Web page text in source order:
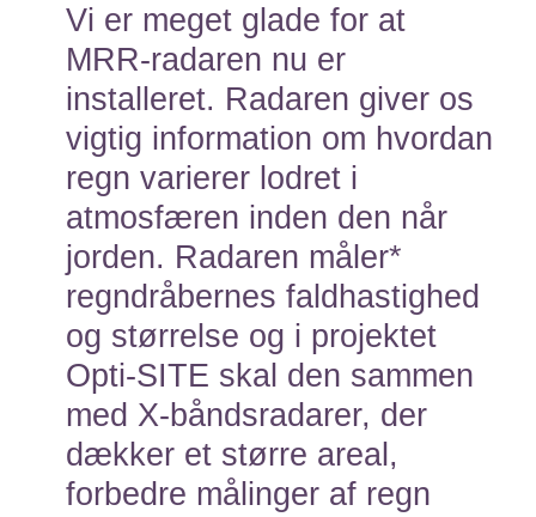
Vi er meget glade for at
MRR-radaren nu er
installeret. Radaren giver os
vigtig information om hvordan
regn varierer lodret i
atmosfæren inden den når
jorden. Radaren måler*
regndråbernes faldhastighed
og størrelse og i projektet
Opti-SITE skal den sammen
med X-båndsradarer, der
dækker et større areal,
forbedre målinger af regn